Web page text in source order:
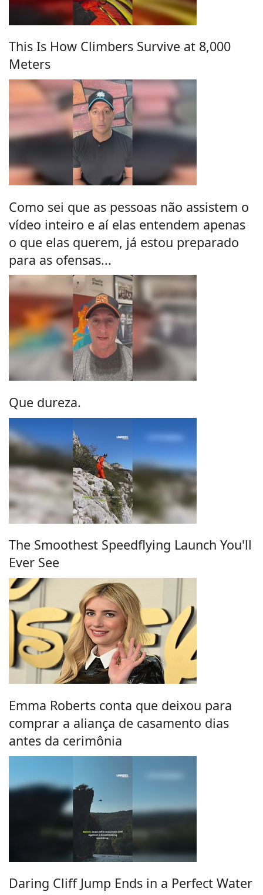
This Is How Climbers Survive at 8,000
Meters
Como sei que as pessoas não assistem o
vídeo inteiro e aí elas entendem apenas
o que elas querem, já estou preparado
para as ofensas...
Que dureza.
The Smoothest Speedflying Launch You'll
Ever See
Emma Roberts conta que deixou para
comprar a aliança de casamento dias
antes da cerimônia
Daring Cliff Jump Ends in a Perfect Water